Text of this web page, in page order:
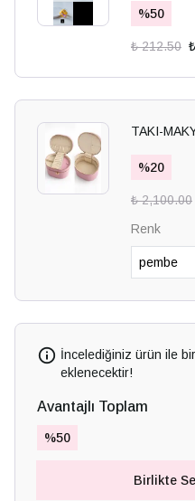
%50
₺ 212.50
TAKI-
%20
₺ 2,100.00
Renk
İncelediğiniz ürün ile
eklenecektir!
Avantajlı Toplam
%50
Birlikte